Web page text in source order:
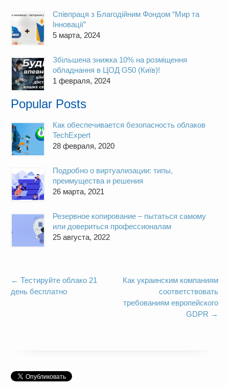
Cпівпраця з Благодійним Фондом “Мир та
Інновації”
5 марта, 2024
Збільшена знижка 10% на розміщення
обладнання в ЦОД G50 (Київ)!
1 февраля, 2024
Popular Posts
Как обеспечивается безопасность облаков
TechExpert
28 февраля, 2020
Подробно о виртуализации: типы,
преимущества и решения
26 марта, 2021
Резервное копирование – пытаться самому
или довериться профессионалам
25 августа, 2022
← Тестируйте облако 21
день бесплатно
Как украинским компаниям
соответствовать
требованиям европейского
GDPR →